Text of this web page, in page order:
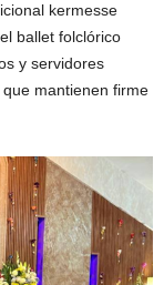
kermesse
ballet folclórico
y servidores
mantienen firme